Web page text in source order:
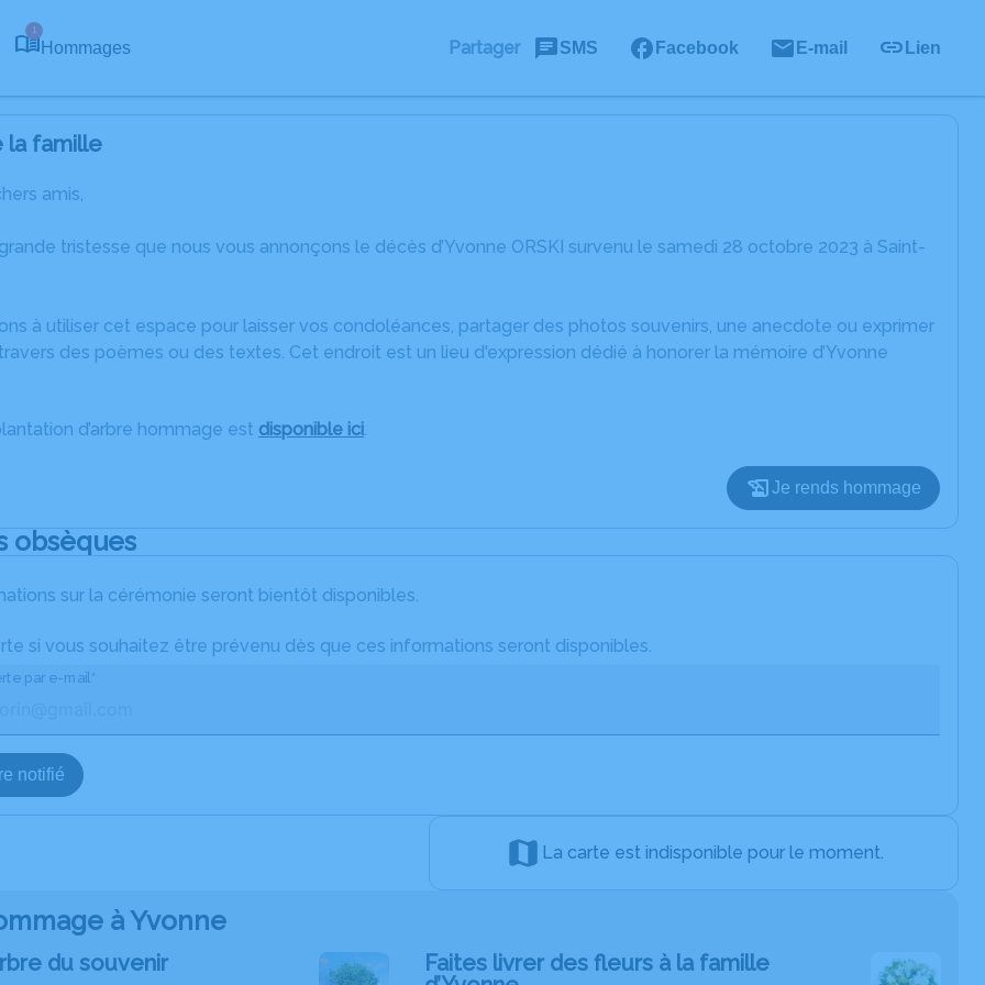
1
Hommages Partager SMS Facebook E-mail Lien
la famille
amis,
tristesse que nous vous annonçons le décès d’Yvonne ORSKI survenu le samedi 28 octobre 2023 à Saint-
à utiliser cet espace pour laisser vos condoléances, partager des photos souvenirs, une anecdote ou exprimer
des poèmes ou des textes. Cet endroit est un lieu d'expression dédié à honorer la mémoire d’Yvonne
d’arbre hommage est disponible ici.
Je rends hommage
obsèques
sur la cérémonie seront bientôt disponibles.
si vous souhaitez être prévenu dès que ces informations seront disponibles.
par e-mail*
notifié
La carte est indisponible pour le moment.
à Yvonne
du souvenir
Faites livrer des fleurs à la famille